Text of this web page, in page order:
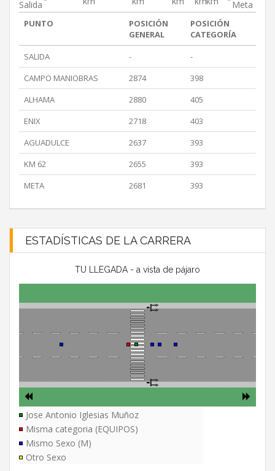
Salida Meta
PUNTO
POSICIÓN
GENERAL
POSICIÓN
CATEGORÍA
SALIDA
-
-
CAMPO MANIOBRAS
2874
398
ALHAMA
2880
405
ENIX
2718
403
AGUADULCE
2637
393
KM 62
2655
393
META
2681 393
ESTADÍSTICAS DE LA CARRERA
TU LLEGADA - a vista de pájaro
Jose Antonio Iglesias Muñoz
Misma categoria (EQUIPOS)
Mismo Sexo (M)
Otro Sexo